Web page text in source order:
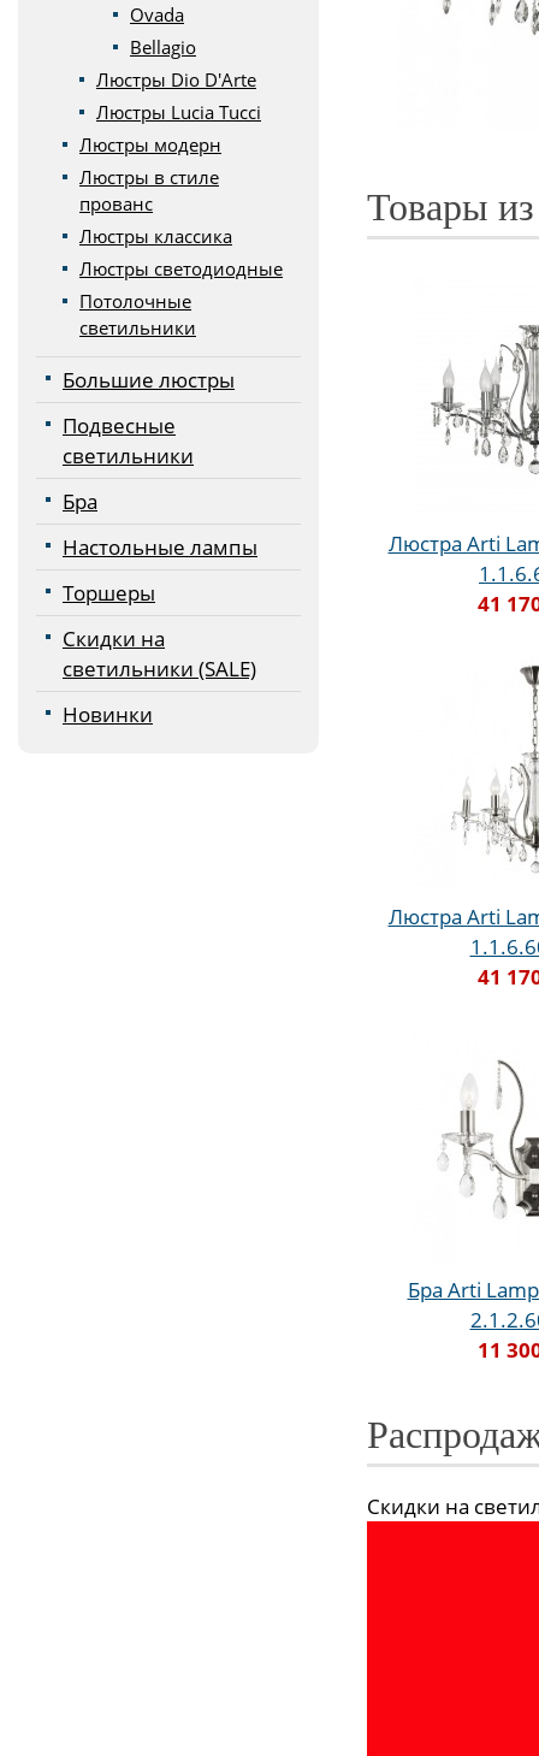
Ovada
Bellagio
Люстры Dio D'Arte
Люстры Lucia Tucci
Люстры модерн
Люстры в стиле
прованс
Люстры классика
Люстры светодиодные
Потолочные
светильники
Большие люстры
Подвесные
светильники
Бра
Настольные лампы
Торшеры
Скидки на
светильники (SALE)
Новинки
Товары
Люстра Arti
41
Люстра Arti
41
Бра Arti
11
Скидки на